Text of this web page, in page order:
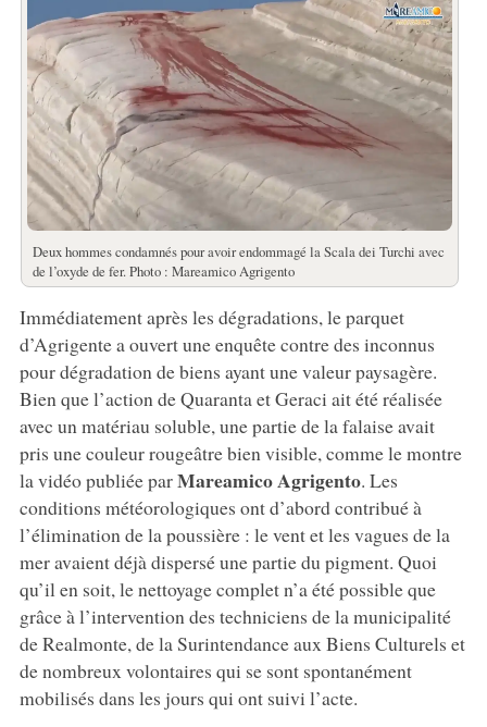
Deux hommes condamnés pour avoir endommagé la Scala dei Turchi avec
de l’oxyde de fer. Photo : Mareamico Agrigento
Immédiatement après les dégradations, le parquet
d’Agrigente a ouvert une enquête contre des inconnus
pour dégradation de biens ayant une valeur paysagère.
Bien que l’action de Quaranta et Geraci ait été réalisée
avec un matériau soluble, une partie de la falaise avait
pris une couleur rougeâtre bien visible, comme le montre
la vidéo publiée parMareamico Agrigento. Les
conditions météorologiques ont d’abord contribué à
l’élimination de la poussière : le vent et les vagues de la
mer avaient déjà dispersé une partie du pigment. Quoi
qu’il en soit, le nettoyage complet n’a été possible que
grâce à l’intervention des techniciens de la municipalité
de Realmonte, de la Surintendance aux Biens Culturels et
de nombreux volontaires qui se sont spontanément
mobilisés dans les jours qui ont suivi l’acte.